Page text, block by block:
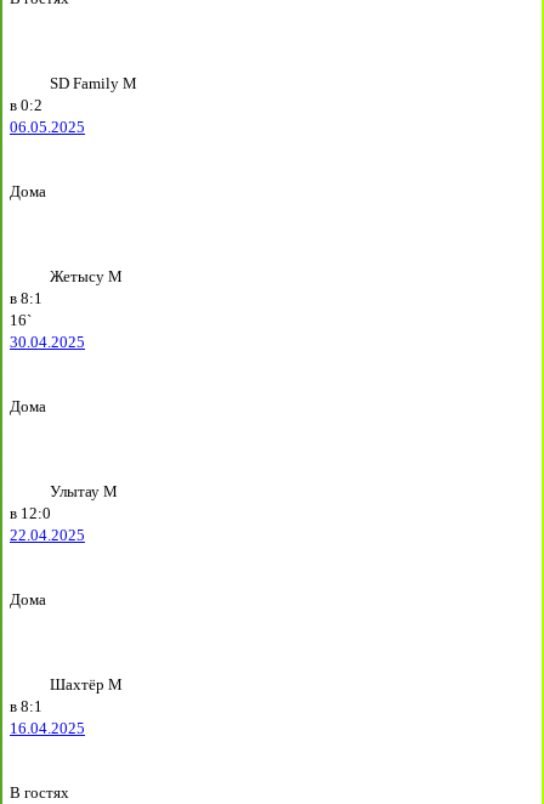
SD Family М
в 0:2
06.05.2025
Дома
Жетысу М
в 8:1
16`
30.04.2025
Дома
Улытау М
в 12:0
22.04.2025
Дома
Шахтёр М
в 8:1
16.04.2025
В гостях